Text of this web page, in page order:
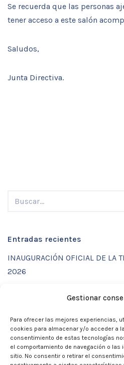
Gestionar
Para ofrecer las mejores experiencias,
cookies para almacenar y/o acceder a
consentimiento de estas tecnologías
el comportamiento de navegación o
sitio. No consentir o retirar el
Se recuerda que las personas
tener acceso a este salón
Saludos,
Junta Directiva.
Entradas recientes
INAUGURACIÓN OFICIAL DE LA
2026
CALENDARIO DE
MARTIA 86
ACTIVIDADES DE VERANO 2026